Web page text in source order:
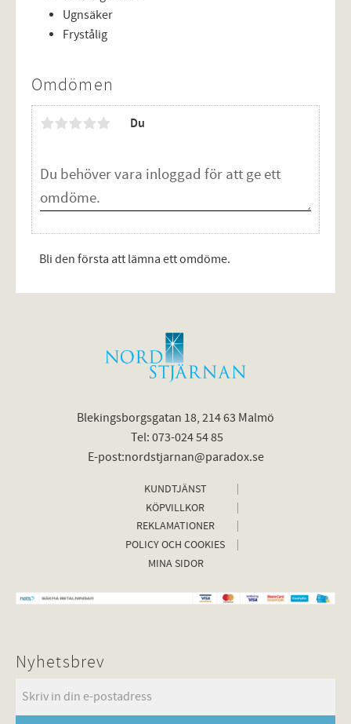
Ugnsäker
Frystålig
Omdömen
Du
Bli den första att lämna ett omdöme.
Blekingsborgsgatan 18, 214 63 Malmö
Tel: 073-024 54 85
E-post:nordstjarnan@paradox.se
KUNDTJÄNST
KÖPVILLKOR
REKLAMATIONER
POLICY OCH COOKIES
MINA SIDOR
Nyhetsbrev